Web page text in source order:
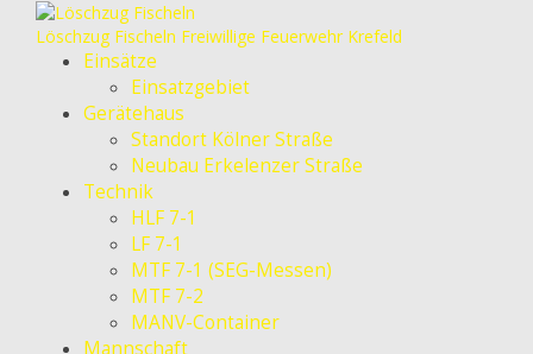
Löschzug Fischeln Freiwillige Feuerwehr Krefeld
Einsätze
Einsatzgebiet
Gerätehaus
Standort Kölner Straße
Neubau Erkelenzer Straße
Technik
HLF 7-1
LF 7-1
MTF 7-1 (SEG-Messen)
MTF 7-2
MANV-Container
Mannschaft